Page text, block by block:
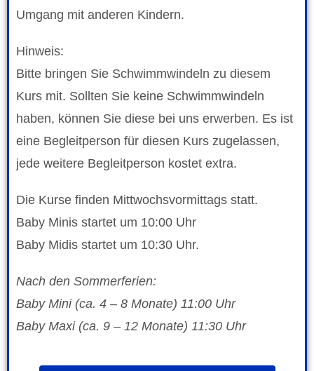
Umgang mit anderen Kindern.
Hinweis:
Bitte bringen Sie Schwimmwindeln zu diesem
Kurs mit. Sollten Sie keine Schwimmwindeln
haben, können Sie diese bei uns erwerben. Es ist
eine Begleitperson für diesen Kurs zugelassen,
jede weitere Begleitperson kostet extra.
Die Kurse finden Mittwochsvormittags statt.
Baby Minis startet um 10:00 Uhr
Baby Midis startet um 10:30 Uhr.
Nach den Sommerferien:
Baby Mini (ca. 4 – 8 Monate) 11:00 Uhr
Baby Maxi (ca. 9 – 12 Monate) 11:30 Uhr